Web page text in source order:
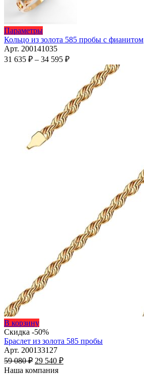
товара.
ПараметрыЭтот
товар
имеет
несколько
странице
товара.
Кольцо из золота 585 пробы с фианитом
Арт. 200141035
31 635 ₽ – 34 595 ₽Диапазон
635 ₽
34
595 ₽
В корзинуЭтот
товар
имеет
несколько
вариаций.
Опции
Скидка -50%
Браслет из золота 585 пробы
Арт. 200133127
59 080₽ Первоначальная
цена
29 540 ₽Текущая
Наша компания